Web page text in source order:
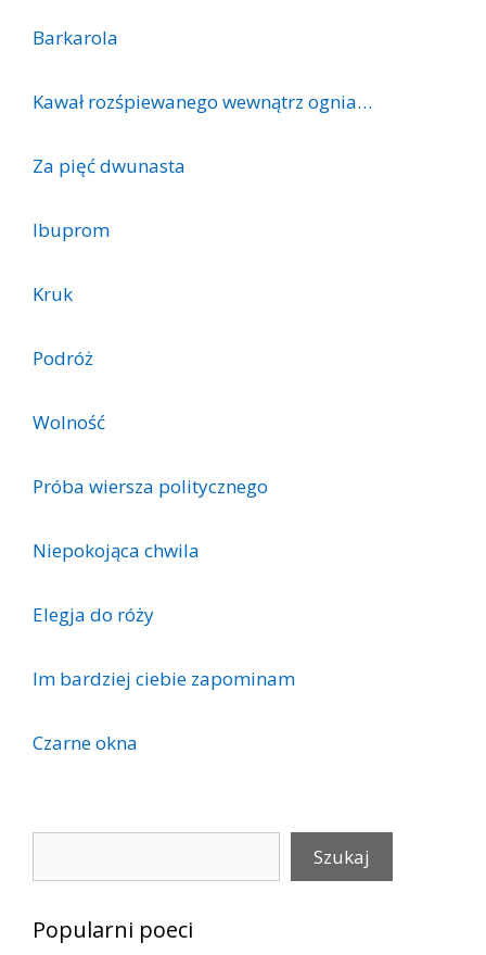
Barkarola
Kawał rozśpiewanego wewnątrz ognia…
Za pięć dwunasta
Ibuprom
Kruk
Podróż
Wolność
Próba wiersza politycznego
Niepokojąca chwila
Elegja do róży
Im bardziej ciebie zapominam
Czarne okna
Szukaj
Popularni poeci